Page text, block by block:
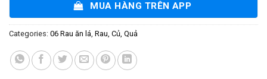
MUA HÀNG TRÊN APP
Categories: 06 Rau ăn lá, Rau, Củ, Quả